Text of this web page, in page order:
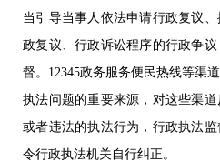
当引导当事人依法申请行政复议
政复议、行政诉讼程序的行政争
督。12345政务服务便民热线等渠
执法问题的重要来源，对这些渠
或者违法的执法行为，行政执法
令行政执法机关自行纠正。